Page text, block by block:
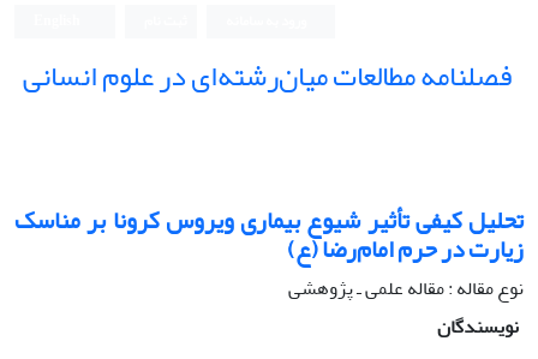
فصلنامه مطالعات میان‌رشته‌ای در علوم انسانی
تحلیل کیفی تأثیر شیوع بیماری ویروس کرونا بر مناسک
زیارت در حرم امام‌رضا (ع)
نوع مقاله : مقاله علمی ـ پژوهشی
نویسندگان